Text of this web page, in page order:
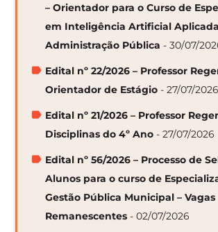
– Orientador para o Curso de
em Inteligência Artificial
Administração Pública - 30/07/
Edital nº 22/2026 – Professor
Orientador de Estágio - 27/07/2026
Edital nº 21/2026 – Professor
Disciplinas do 4º Ano - 27/07/2026
Edital nº 56/2026 – Processo de
Alunos para o curso de
Gestão Pública Municipal – Vagas
Remanescentes - 02/07/2026